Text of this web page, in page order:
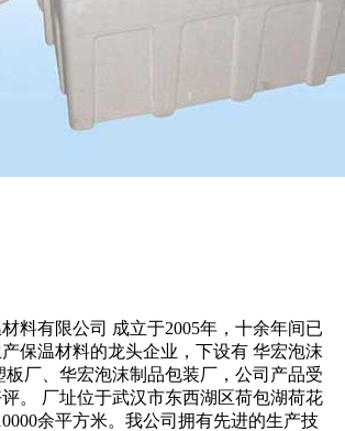
料有限公司 成立于2005年，十余年间已
保温材料的龙头企业，下设有 华宏泡沫
板厂、华宏泡沫制品包装厂，公司产品受
。 厂址位于武汉市东西湖区荷包湖荷花
余平方米。我公司拥有先进的生产技